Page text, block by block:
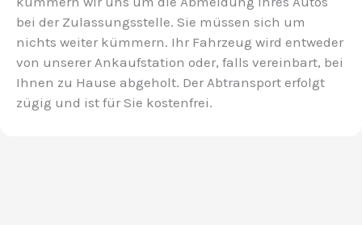
bei der Zulassungsstelle. Sie müssen sich um
nichts weiter kümmern. Ihr Fahrzeug wird entweder
von unserer Ankaufstation oder, falls vereinbart, bei
Ihnen zu Hause abgeholt. Der Abtransport erfolgt
zügig und ist für Sie kostenfrei.